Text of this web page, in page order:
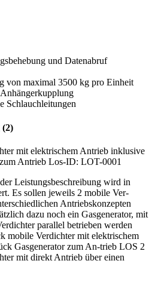
und Datenabruf
von maximal 3500 kg pro Einheit
Schlauchleitungen
(2)
mit elektrischem Antrieb inklusive
Antrieb Los-ID: LOT-0001
Leistungsbeschreibung wird in
Es sollen jeweils 2 mobile Ver-
Antriebskonzepten
dazu noch ein Gasgenerator, mit
parallel betrieben werden
mobile Verdichter mit elektrischem
Gasgenerator zum An-trieb LOS 2
mit direkt Antrieb über einen